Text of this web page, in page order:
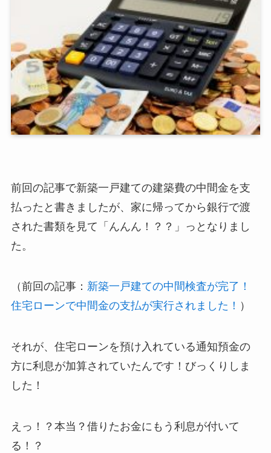
前回の記事で新築一戸建ての建築費の中間金を支
払ったと書きましたが、家に帰ってから銀行で渡
された書類を見て「んんん！？？」っとなりまし
た。
（前回の記事： 新築一戸建ての中間検査が完了！
住宅ローンで中間金の支払が実行されました！ ）
それが、 住宅ローンを預け入れている通知預金の
方に利息が加算されていたんです！ びっくりしま
した！
えっ！？本当？借りたお金にもう利息が付いて
る！？